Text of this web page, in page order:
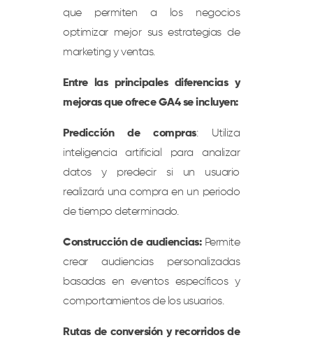
que permiten a los negocios
optimizar mejor sus estrategias de
marketing y ventas.
Entre las principales diferencias y
mejoras que ofrece GA4 se incluyen:
Predicción de compras: Utiliza
inteligencia artificial para analizar
datos y predecir si un usuario
realizará una compra en un periodo
de tiempo determinado.
Construcción de audiencias:Permite
crear audiencias personalizadas
basadas en eventos específicos y
comportamientos de los usuarios.
Rutas de conversión y recorridos de